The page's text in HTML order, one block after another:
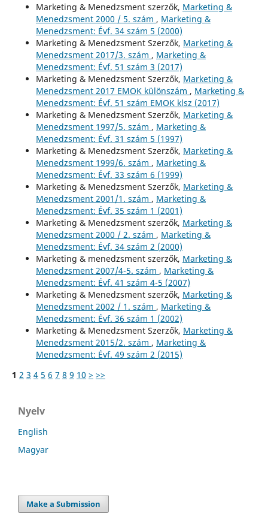
Marketing & Menedzsment szerzők, Marketing &
Menedzsment 2000 / 5. szám , Marketing &
Menedzsment: Évf. 34 szám 5 (2000)
Marketing & Menedzsment Szerzők, Marketing &
Menedzsment 2017/3. szám , Marketing &
Menedzsment: Évf. 51 szám 3 (2017)
Marketing & Menedzsment Szerzők, Marketing &
Menedzsment 2017 EMOK különszám , Marketing &
Menedzsment: Évf. 51 szám EMOK klsz (2017)
Marketing & Menedzsment Szerzők, Marketing &
Menedzsment 1997/5. szám , Marketing &
Menedzsment: Évf. 31 szám 5 (1997)
Marketing & Menedzsment Szerzők, Marketing &
Menedzsment 1999/6. szám , Marketing &
Menedzsment: Évf. 33 szám 6 (1999)
Marketing & Menedzsment Szerzők, Marketing &
Menedzsment 2001/1. szám , Marketing &
Menedzsment: Évf. 35 szám 1 (2001)
Marketing & Menedzsment szerzők, Marketing &
Menedzsment 2000 / 2. szám , Marketing &
Menedzsment: Évf. 34 szám 2 (2000)
Marketing & menedzsment szerzők, Marketing &
Menedzsment 2007/4-5. szám , Marketing &
Menedzsment: Évf. 41 szám 4-5 (2007)
Marketing & Menedzsment szerzők, Marketing &
Menedzsment 2002 / 1. szám , Marketing &
Menedzsment: Évf. 36 szám 1 (2002)
Marketing & Menedzsment Szerzők, Marketing &
Menedzsment 2015/2. szám , Marketing &
Menedzsment: Évf. 49 szám 2 (2015)
1 2 3 4 5 6 7 8 9 10 > >>
Nyelv
English
Magyar
Make a Submission